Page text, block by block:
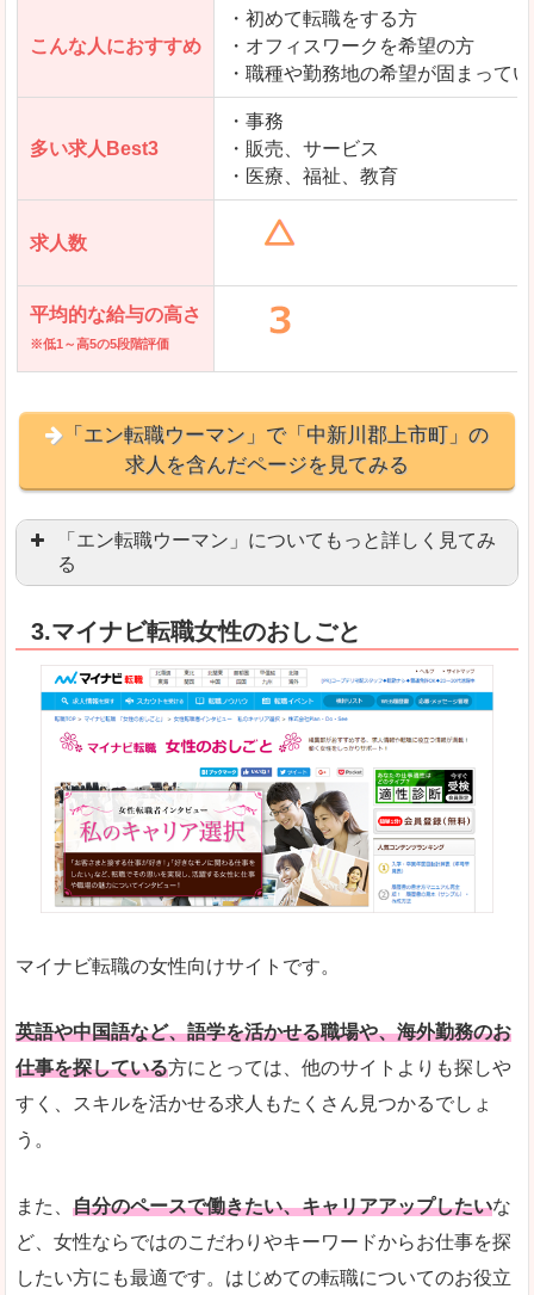
「とらばーゆ」で「中新川郡上市町」の
求人を含んだページを見てみる
こんな人におすすめ
・初めて転職をする方
・オフィスワークを希望の方
・職種や勤務地の希望が固まって
多い求人Best3
・事務
・販売、サービス
・医療、福祉、教育
求人数
平均的な給与の高さ
※低1～高5の5段階評価
「エン転職ウーマン」で「中新川郡上市町」の
求人を含んだページを見てみる
「エン転職ウーマン」についてもっと詳しく見てみ
る
良いところ
職種や勤務地など、すでに次のお仕事がイメージ
転職Q＆Aやノウハウが豊富なうえ、面接サポー
悪いところ
求人の掲載数が少ないです。
TOPページからこだわりや条件などをクイックに
はじめての転職や、転職活動において不安や心配
自分でうまく仕事を探せなくても、会員登録をす
人気度 「エン転職」全体として、会員数がとても多い印
多少検索しづらいのですが、掲載情報はパッと目
3.マイナビ転職女性のおしごと
マイナビ転職の女性向けサイトです。
英語や中国語など、語学を活かせる職場や、海外勤務のお
仕事を探している方にとっては、他のサイトよりも探しや
すく、スキルを活かせる求人もたくさん見つかるでしょ
う。
また、 自分のペースで働きたい、キャリアアップしたいな
ど、女性ならではのこだわりやキーワードからお仕事を探
したい方にも最適です。はじめての転職についてのお役立